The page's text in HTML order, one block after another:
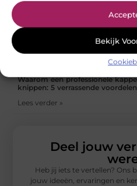
Bekijk
Ontdek The Square Mile: Jouw
5 keuzes in huis waar je nooit
Waarom een professionele
knippen: 5 verrassende voordelen
Lees verder »
Deel jouw
Heb jij iets te vertellen? Ons
jouw ideeën, ervaringen en